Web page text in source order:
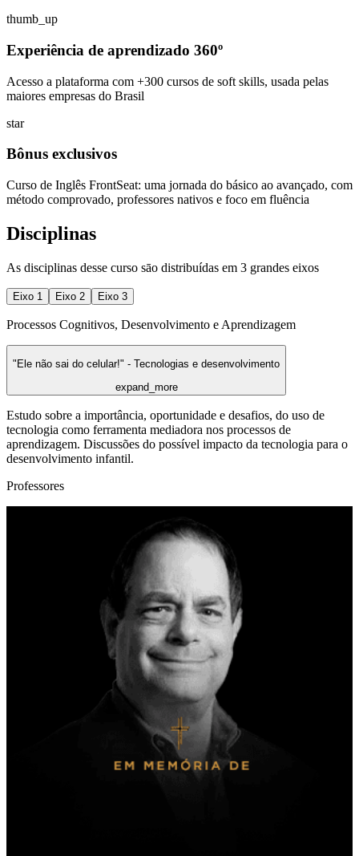
thumb_up
Experiência de aprendizado 360º
Acesso a plataforma com +300 cursos de soft skills, usada pelas
maiores empresas do Brasil
star
Bônus exclusivos
Curso de Inglês FrontSeat: uma jornada do básico ao avançado, com
método comprovado, professores nativos e foco em fluência
Disciplinas
As disciplinas desse curso sāo distribuídas em 3 grandes eixos
Eixo 1 Eixo 2 Eixo 3
Processos Cognitivos, Desenvolvimento e Aprendizagem
"Ele não sai do celular!" - Tecnologias e desenvolvimento
expand_more
Estudo sobre a importância, oportunidade e desafios, do uso de
tecnologia como ferramenta mediadora nos processos de
aprendizagem. Discussões do possível impacto da tecnologia para o
desenvolvimento infantil.
Professores